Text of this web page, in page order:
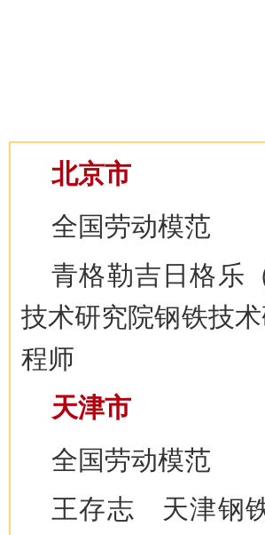
北京市
全国劳动模范
青格勒吉日格乐
技术研究院钢铁技
程师
天津市
全国劳动模范
王存志 天津钢